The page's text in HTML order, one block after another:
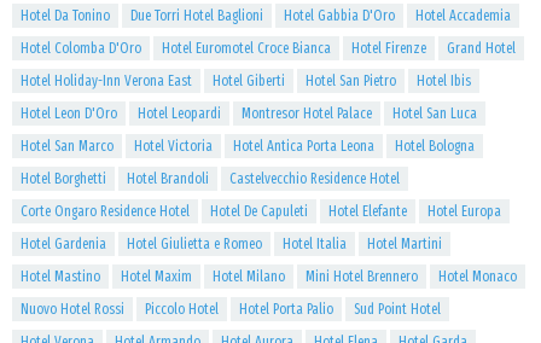
Hotel Da Tonino
Due Torri Hotel Baglioni Hotel Gabbia D'Oro
Hotel Accademia
Hotel Colomba D'Oro
Hotel Euromotel Croce Bianca Hotel Firenze
Grand Hotel
Hotel Holiday-Inn Verona East
Hotel Giberti Hotel San Pietro
Hotel Ibis
Hotel Leon D'Oro
Hotel Leopardi Montresor Hotel Palace
Hotel San Luca
Hotel San Marco
Hotel Victoria Hotel Antica Porta Leona
Hotel Bologna
Hotel Borghetti
Hotel Brandoli
Castelvecchio Residence Hotel
Corte Ongaro Residence Hotel
Hotel De Capuleti Hotel Elefante
Hotel Europa
Hotel Gardenia
Hotel Giulietta e Romeo Hotel Italia
Hotel Martini
Hotel Mastino
Hotel Maxim Hotel Milano Mini Hotel Brennero
Hotel Monaco
Nuovo Hotel Rossi
Piccolo Hotel Hotel Porta Palio
Sud Point Hotel